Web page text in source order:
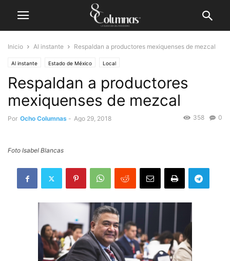
Inicio Al instante Respaldan a productores mexiquenses de mezcal
Al instante Estado de México Local
Respaldan a productores
mexiquenses de mezcal
Por Ocho Columnas - Ago 29, 2018 0
358
Foto Isabel Blancas